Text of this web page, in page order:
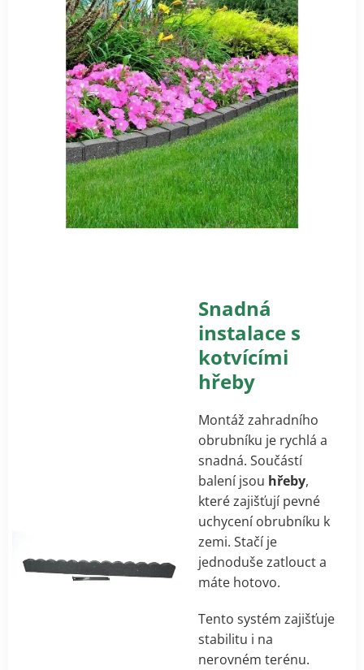
Snadná
instalace s
kotvícími
hřeby
Montáž zahradního
obrubníku je rychlá a
snadná. Součástí
balení jsou hřeby,
které zajišťují pevné
uchycení obrubníku k
zemi. Stačí je
jednoduše zatlouct a
máte hotovo.
Tento systém zajišťuje
stabilitu i na
nerovném terénu.